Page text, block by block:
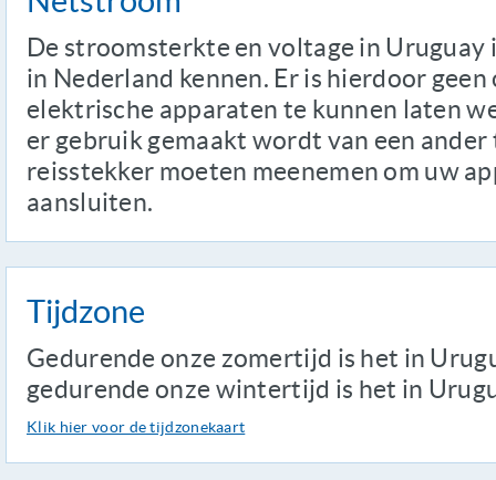
De stroomsterkte en voltage in
in Nederland kennen. Er is hierdoor
elektrische apparaten te kunnen laten
er gebruik gemaakt wordt van een
reisstekker moeten meenemen om uw
aansluiten.
Tijdzone
Gedurende onze zomertijd is het in
gedurende onze wintertijd is het in
Klik hier voor de tijdzonekaart